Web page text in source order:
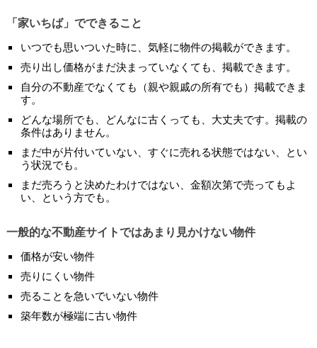
「家いちば」でできること
いつでも思いついた時に、気軽に物件の掲載ができます。
売り出し価格がまだ決まっていなくても、掲載できます。
自分の不動産でなくても（親や親戚の所有でも）掲載できま
す。
どんな場所でも、どんなに古くっても、大丈夫です。掲載の
条件はありません。
まだ中が片付いていない、すぐに売れる状態ではない、とい
う状況でも。
まだ売ろうと決めたわけではない、金額次第で売ってもよ
い、という方でも。
一般的な不動産サイトではあまり見かけない物件
価格が安い物件
売りにくい物件
売ることを急いでいない物件
築年数が極端に古い物件